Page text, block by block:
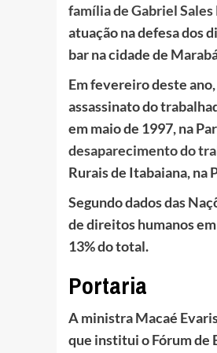
família de Gabriel
atuação na defesa dos
bar na cidade de
Em fevereiro deste
assassinato do
em maio de 1997, na
desaparecimento do
Rurais de Itabaiana, na
Segundo dados das
de direitos humanos
13% do total.
Portaria
A ministra Macaé
que institui o Fórum de